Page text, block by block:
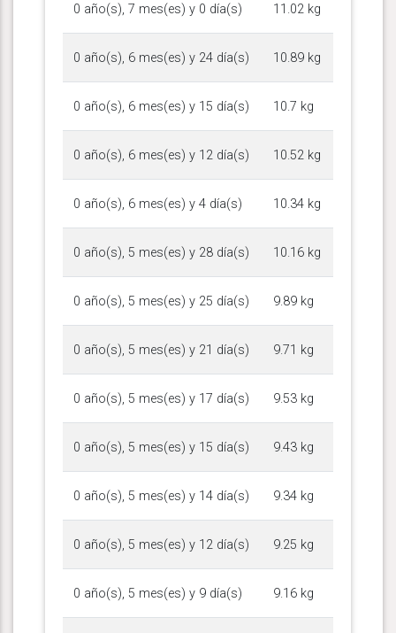
0 año(s), 7 mes(es) y 0 día(s) 11.02 kg
0 año(s), 6 mes(es) y 24 día(s) 10.89 kg
0 año(s), 6 mes(es) y 15 día(s) 10.7 kg
0 año(s), 6 mes(es) y 12 día(s) 10.52 kg
0 año(s), 6 mes(es) y 4 día(s) 10.34 kg
0 año(s), 5 mes(es) y 28 día(s) 10.16 kg
0 año(s), 5 mes(es) y 25 día(s) 9.89 kg
0 año(s), 5 mes(es) y 21 día(s) 9.71 kg
0 año(s), 5 mes(es) y 17 día(s) 9.53 kg
0 año(s), 5 mes(es) y 15 día(s) 9.43 kg
0 año(s), 5 mes(es) y 14 día(s) 9.34 kg
0 año(s), 5 mes(es) y 12 día(s) 9.25 kg
0 año(s), 5 mes(es) y 9 día(s) 9.16 kg